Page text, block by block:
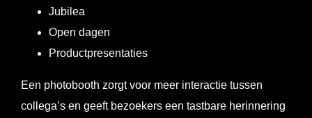
Jubilea
Open dagen
Productpresentaties
Een photobooth zorgt voor meer interactie tussen
collega’s en geeft bezoekers een tastbare herinnering